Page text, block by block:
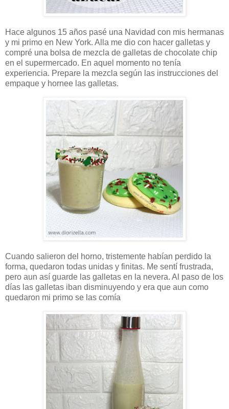
Hace algunos 15 años pasé una Navidad con mis hermanas
y mi primo en New York. Alla me dio con hacer galletas y
compré una bolsa de mezcla de galletas de chocolate chip
en el supermercado. En aquel momento no tenía
experiencia. Prepare la mezcla según las instrucciones del
empaque y hornee las galletas.
Cuando salieron del horno, tristemente habían perdido la
forma, quedaron todas unidas y finitas. Me sentí frustrada,
pero aun así guarde las galletas en la nevera. Al paso de los
días las galletas iban disminuyendo y era que aun como
quedaron mi primo se las comía